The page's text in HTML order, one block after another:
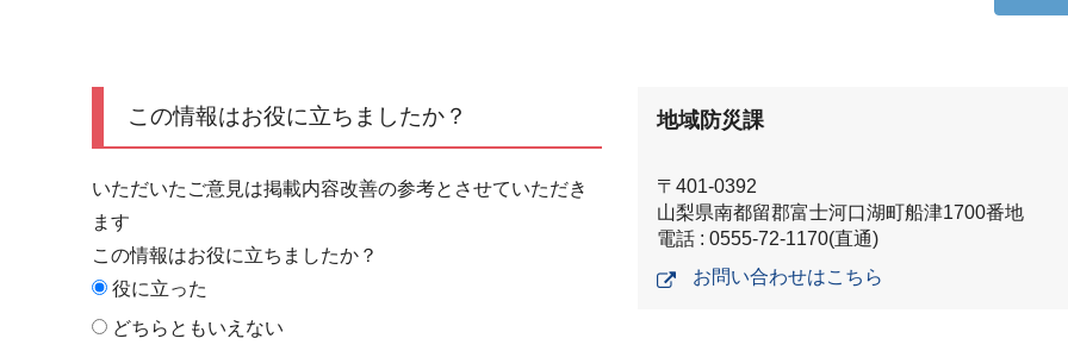
この情報はお役に立ちましたか？
いただいたご意見は掲載内容改善の参考とさせていただき
ます
この情報はお役に立ちましたか？
役に立った
どちらともいえない
地域防災課
〒401-0392
山梨県南都留郡富士河口湖町船津1700番地
電話 : 0555-72-1170(直通)
お問い合わせはこちら